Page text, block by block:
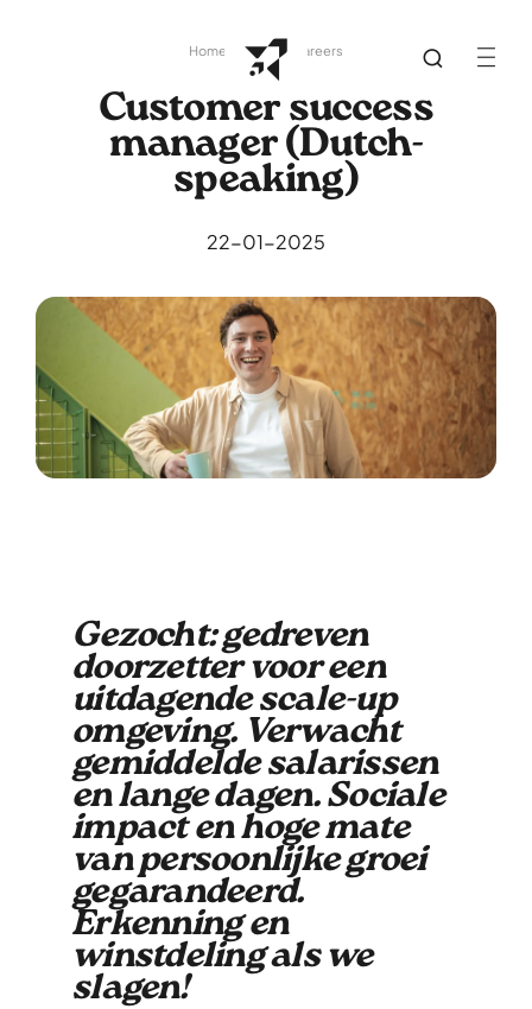
Home About Us Careers
Customer success
manager (Dutch-
speaking)
22-01-2025
Gezocht: gedreven
doorzetter voor een
uitdagende scale-up
omgeving. Verwacht
gemiddelde salarissen
en lange dagen. Sociale
impact en hoge mate
van persoonlijke groei
gegarandeerd.
Erkenning en
winstdeling als we
slagen!